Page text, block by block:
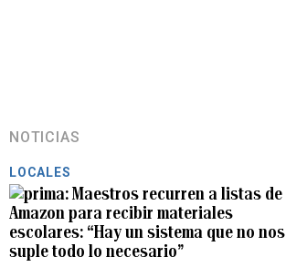
NOTICIAS
LOCALES
Maestros recurren a listas de
Amazon para recibir materiales
escolares: “Hay un sistema que no nos
suple todo lo necesario”